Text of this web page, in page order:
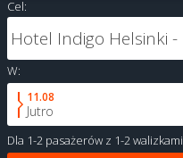
Cel:
W:
11.08
Jutro
Dla 1-2 pasażerów z 1-2 walizkami